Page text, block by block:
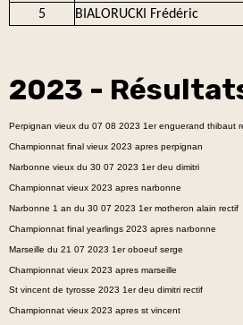
5
BIALORUCKI Frédéric
2023 -
Perpignan vieux du 07 08 2023 1er enguerand thibaut
Championnat final vieux 2023 apres perpignan
Narbonne vieux du 30 07 2023 1er deu dimitri
Championnat vieux 2023 apres narbonne
Narbonne 1 an du 30 07 2023 1er motheron alain rectif
Championnat final yearlings 2023 apres narbonne
Marseille du 21 07 2023 1er oboeuf serge
Championnat vieux 2023 apres marseille
St vincent de tyrosse 2023 1er deu dimitri rectif
Championnat vieux 2023 apres st vincent